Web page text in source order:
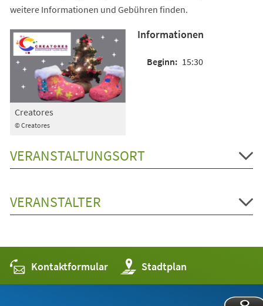
weitere Informationen und Gebühren finden.
© Creatores
Creatores
Informationen
15:30
VERANSTALTUNGSORT
VERANSTALTER
Kontaktformular Stadtplan
(Öffnet
in
einem